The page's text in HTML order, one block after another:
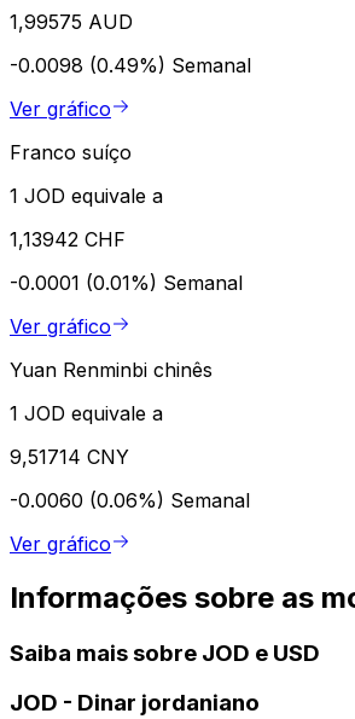
1,99575 AUD
-0.0098 (0.49%) Semanal
Ver gráfico
Franco suíço
1 JOD equivale a
1,13942 CHF
-0.0001 (0.01%) Semanal
Ver gráfico
Yuan Renminbi chinês
1 JOD equivale a
9,51714 CNY
-0.0060 (0.06%) Semanal
Ver gráfico
Informações sobre as
Saiba mais sobre JOD e USD
JOD - Dinar jordaniano